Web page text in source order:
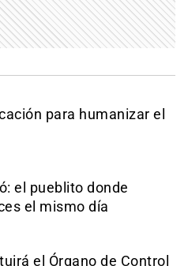
para humanizar el
el pueblito donde
el mismo día
el Órgano de Control